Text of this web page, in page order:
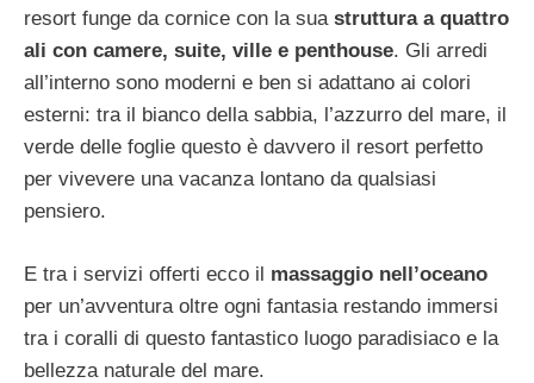
resort funge da cornice con la sua struttura a quattro
ali con camere, suite, ville e penthouse. Gli arredi
all’interno sono moderni e ben si adattano ai colori
esterni: tra il bianco della sabbia, l’azzurro del mare, il
verde delle foglie questo è davvero il resort perfetto
per vivevere una vacanza lontano da qualsiasi
pensiero.
E tra i servizi offerti ecco il massaggio nell’oceano
per un’avventura oltre ogni fantasia restando immersi
tra i coralli di questo fantastico luogo paradisiaco e la
bellezza naturale del mare.